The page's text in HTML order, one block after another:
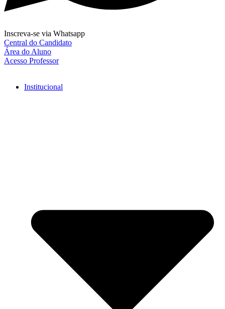
Inscreva-se via Whatsapp
Central do Candidato
Área do Aluno
Acesso Professor
Institucional